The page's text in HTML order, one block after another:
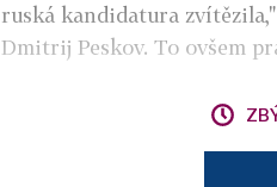
ruská kandidatura
Dmitrij Peskov. To ovšem